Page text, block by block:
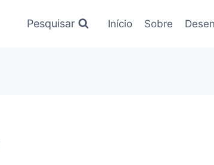
Pesquisar Início Sobre